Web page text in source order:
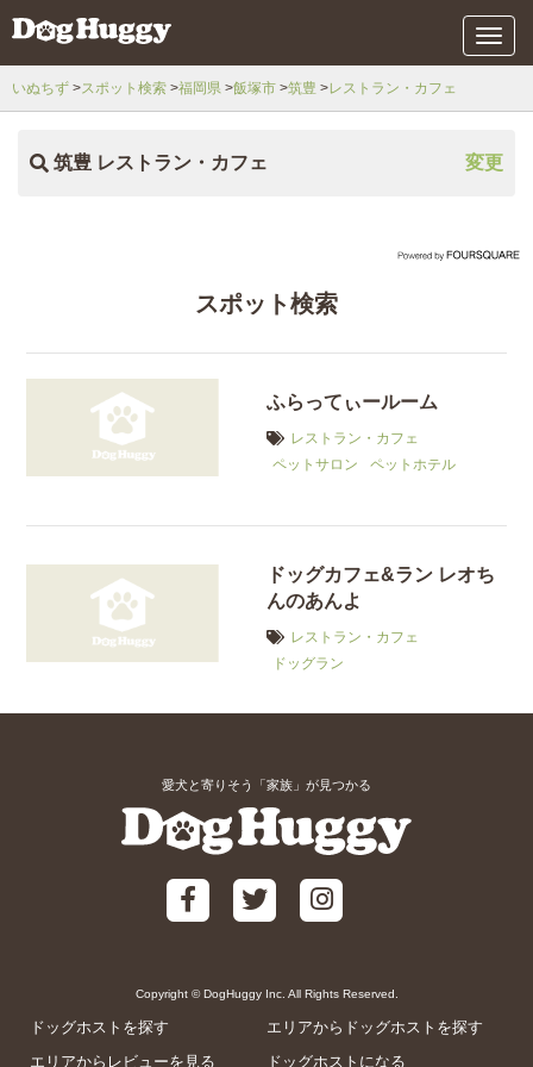
メ
ニ
いぬちず スポット検索 福岡県 飯塚市 筑豊 レストラン・カフェ
筑豊 レストラン・カフェ 変更
スポット検索
ふらってぃールーム
レストラン・カフェ
ペットサロン
ペットホテル
ドッグカフェ&ラン レオち
んのあんよ
レストラン・カフェ
ドッグラン
愛犬と寄りそう「家族」が見つかる
Copyright © DogHuggy Inc. All Rights Reserved.
ドッグホストを探す
エリアからドッグホストを探す
エリアからレビューを見る
ドッグホストになる